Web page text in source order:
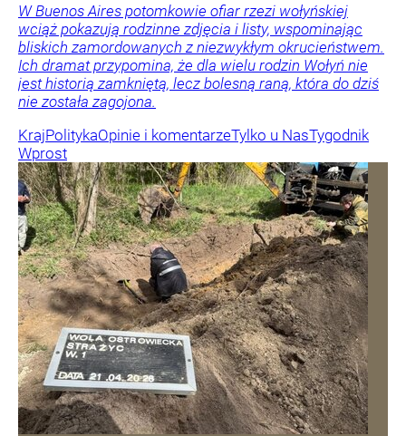
W Buenos Aires potomkowie ofiar rzezi wołyńskiej
wciąż pokazują rodzinne zdjęcia i listy, wspominając
bliskich zamordowanych z niezwykłym okrucieństwem.
Ich dramat przypomina, że dla wielu rodzin Wołyń nie
jest historią zamkniętą, lecz bolesną raną, która do dziś
nie została zagojona.
KrajPolitykaOpinie i komentarzeTylko u NasTygodnik
Wprost